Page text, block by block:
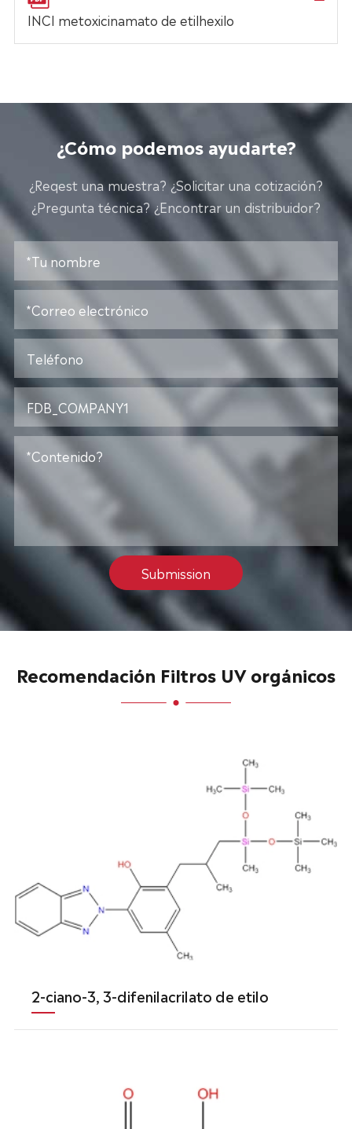
INCI metoxicinamato de etilhexilo
¿Cómo podemos ayudarte?
¿Reqest una muestra? ¿Solicitar una cotización?
¿Pregunta técnica? ¿Encontrar un distribuidor?
Submission
Recomendación Filtros UV orgánicos
2-ciano-3, 3-difenilacrilato de etilo